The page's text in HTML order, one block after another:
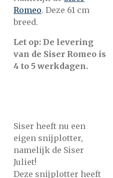
Romeo. Deze 61 cm
breed.
Let op: De levering
van de Siser Romeo is
4 to 5 werkdagen.
Siser heeft nu een
eigen snijplotter,
namelijk de Siser
Juliet!
Deze snijplotter heeft